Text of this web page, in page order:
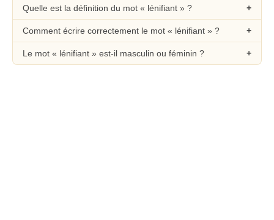
Quelle est la définition du mot « lénifiant » ?
Comment écrire correctement le mot « lénifiant » ?
Le mot « lénifiant » est-il masculin ou féminin ?